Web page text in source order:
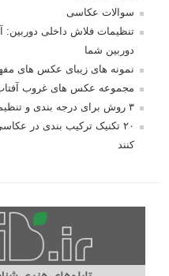
سوالات عکاسی
تنظیمات فلاش داخلی دوربین:
دوربین شما
نمونه های زیبای عکس های
مجموعه عکس های غروب
۳ روش برای درجه بندی و تنظیم دقیق رنگ در فتوشاپ
۲۰ تکنیک ترکیب بندی در
کنند